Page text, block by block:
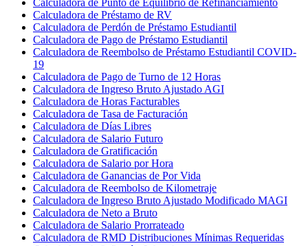
Calculadora de Préstamo de RV
Calculadora de Perdón de Préstamo Estudiantil
Calculadora de Pago de Préstamo Estudiantil
Calculadora de Reembolso de Préstamo Estudiantil COVID-
19
Calculadora de Pago de Turno de 12 Horas
Calculadora de Ingreso Bruto Ajustado AGI
Calculadora de Horas Facturables
Calculadora de Tasa de Facturación
Calculadora de Días Libres
Calculadora de Salario Futuro
Calculadora de Gratificación
Calculadora de Salario por Hora
Calculadora de Ganancias de Por Vida
Calculadora de Reembolso de Kilometraje
Calculadora de Ingreso Bruto Ajustado Modificado MAGI
Calculadora de Neto a Bruto
Calculadora de Salario Prorrateado
Calculadora de RMD Distribuciones Mínimas Requeridas